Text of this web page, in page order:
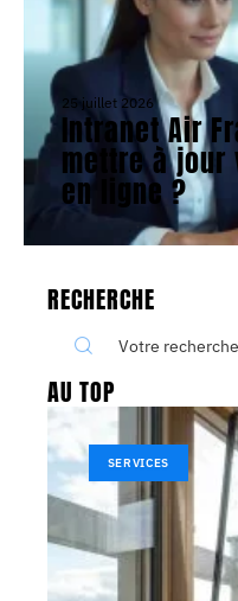
25 juillet 2026
Intranet Air
mettre à jour
en ligne ?
RECHERCHE
AU TOP
SERVICES